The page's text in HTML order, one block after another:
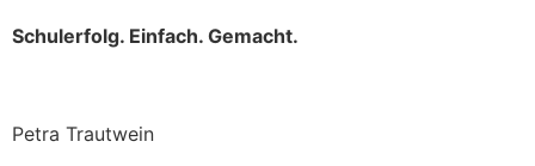
Schulerfolg. Einfach. Gemacht.
Petra Trautwein